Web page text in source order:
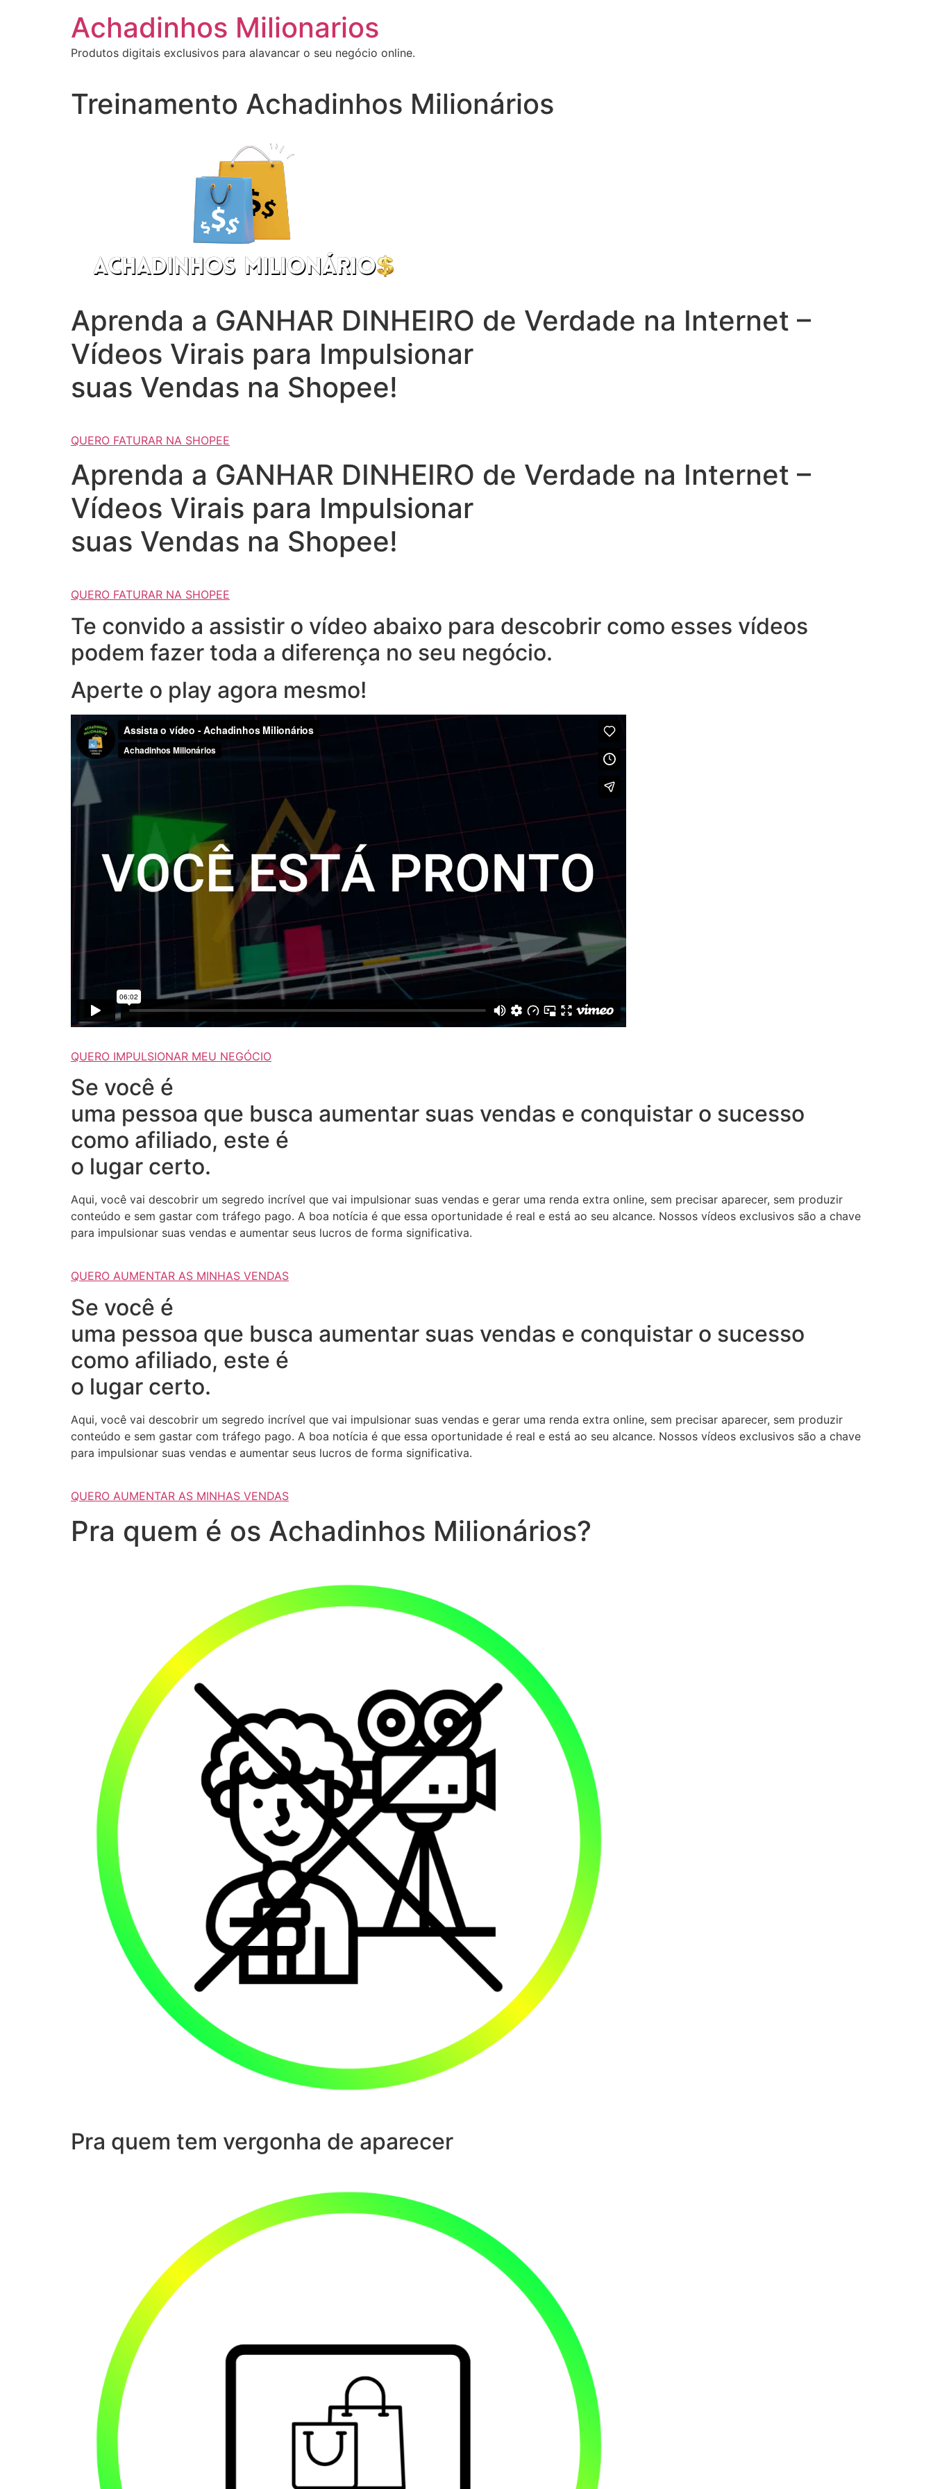
Achadinhos Milionarios
Produtos digitais exclusivos para alavancar o seu negócio online.
Treinamento Achadinhos Milionários
Aprenda a GANHAR DINHEIRO de Verdade na Internet –
Vídeos Virais para Impulsionar
suas Vendas na Shopee!
QUERO FATURAR NA SHOPEE
Aprenda a GANHAR DINHEIRO de Verdade na Internet –
Vídeos Virais para Impulsionar
suas Vendas na Shopee!
QUERO FATURAR NA SHOPEE
Te convido a assistir o vídeo abaixo para descobrir como esses vídeos
podem fazer toda a diferença no seu negócio.
Aperte o play agora mesmo!
QUERO IMPULSIONAR MEU NEGÓCIO
Se você é
uma pessoa que busca aumentar suas vendas e conquistar o sucesso
como afiliado, este é
o lugar certo.
Aqui, você vai descobrir um segredo incrível que vai impulsionar suas vendas e gerar uma renda extra online, sem precisar aparecer, sem produzir
conteúdo e sem gastar com tráfego pago. A boa notícia é que essa oportunidade é real e está ao seu alcance. Nossos vídeos exclusivos são a chave
para impulsionar suas vendas e aumentar seus lucros de forma significativa.
QUERO AUMENTAR AS MINHAS VENDAS
Se você é
uma pessoa que busca aumentar suas vendas e conquistar o sucesso
como afiliado, este é
o lugar certo.
Aqui, você vai descobrir um segredo incrível que vai impulsionar suas vendas e gerar uma renda extra online, sem precisar aparecer, sem produzir
conteúdo e sem gastar com tráfego pago. A boa notícia é que essa oportunidade é real e está ao seu alcance. Nossos vídeos exclusivos são a chave
para impulsionar suas vendas e aumentar seus lucros de forma significativa.
QUERO AUMENTAR AS MINHAS VENDAS
Pra quem é os Achadinhos Milionários?
Pra quem tem vergonha de aparecer